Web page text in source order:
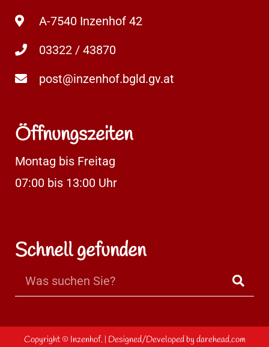
A-7540 Inzenhof 42
03322 / 43870
post@inzenhof.bgld.gv.at
Öffnungszeiten
Montag bis Freitag
07:00 bis 13:00 Uhr
Schnell gefunden
Copyright © Inzenhof.| Designed/Developed by darehead.com